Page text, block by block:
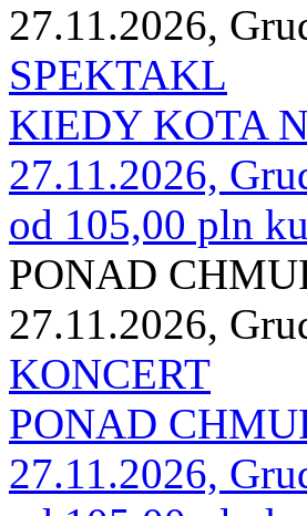
27.11.2026,
SPEKTAKL
KIEDY KOTA
27.11.2026,
od 105,00 pln
PONAD
27.11.2026,
KONCERT
PONAD
27.11.2026,